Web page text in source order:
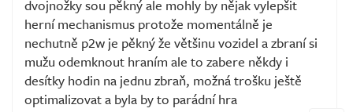
dvojnožky sou pěkný ale mohly by nějak vylepšit
herní mechanismus protože momentálně je
nechutně p2w je pěkný že většinu vozidel a zbraní si
mužu odemknout hraním ale to zabere někdy i
desítky hodin na jednu zbraň, možná trošku ještě
optimalizovat a byla by to parádní hra